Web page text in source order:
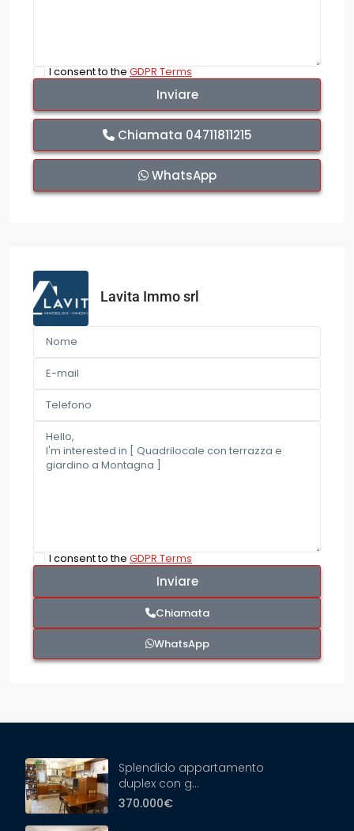
I consent to theGDPR Terms
Chiamata 04711811215
WhatsApp
Lavita Immo srl
I consent to the GDPR Terms
Chiamata
WhatsApp
Splendido appartamento
duplex con g...
370.000€